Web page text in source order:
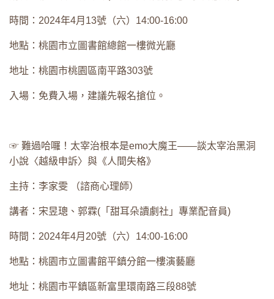
時間：2024年4月13號（六）14:00-16:00
地點：桃園市立圖書館總館一樓微光廳
地址：桃園市桃園區南平路303號
入場：免費入場，建議先報名搶位。
☞ 難過哈囉！太宰治根本是emo大魔王——談太宰治黑洞
小說〈越級申訴〉與《人間失格》
主持：李家雯 （諮商心理師）
講者：宋昱璁、郭霖(「甜耳朵讀劇社」專業配音員)
時間：2024年4月20號（六）14:00-16:00
地點：桃園市立圖書館平鎮分館一樓演藝廳
地址：桃園市平鎮區新富里環南路三段88號